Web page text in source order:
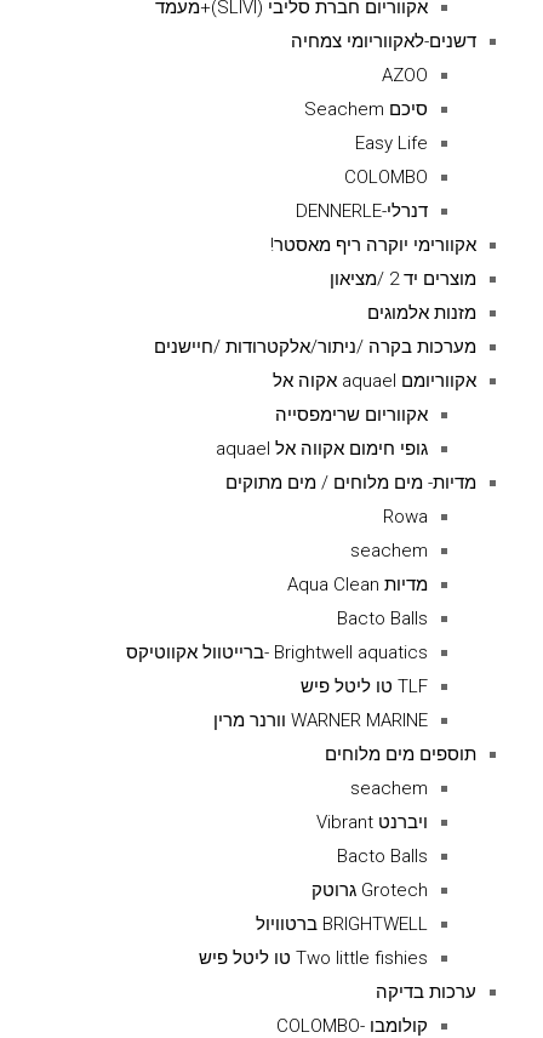
אקווריום חברת סליבי (SLIVIׂׂ)+מעמד
דשנים-לאקווריומי צמחיה
AZOO
סיכם Seachem
Easy Life
COLOMBO
דנרלי-DENNERLE
אקוורימי יוקרה ריף מאסטר!
מוצרים יד 2 /מציאון
מזנות אלמוגים
מערכות בקרה /ניתור/אלקטרודות /חיישנים
אקווריומם aquael אקוה אל
אקווריום שרימפסייה
גופי חימום אקווה אל aquael
מדיות- מים מלוחים / מים מתוקים
Rowa
seachem
מדיות Aqua Clean
Bacto Balls
Brightwell aquatics -ברייטוול אקווטיקס
TLF טו ליטל פיש
WARNER MARINE וורנר מרין
תוספים מים מלוחים
seachem
ויברנט Vibrant
Bacto Balls
Grotech גרוטק
BRIGHTWELL ברטוויול
Two little fishies טו ליטל פיש
ערכות בדיקה
קולומבו -COLOMBO